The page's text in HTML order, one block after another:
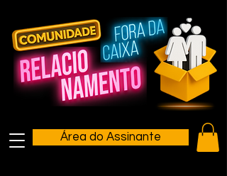
Área do Assinante